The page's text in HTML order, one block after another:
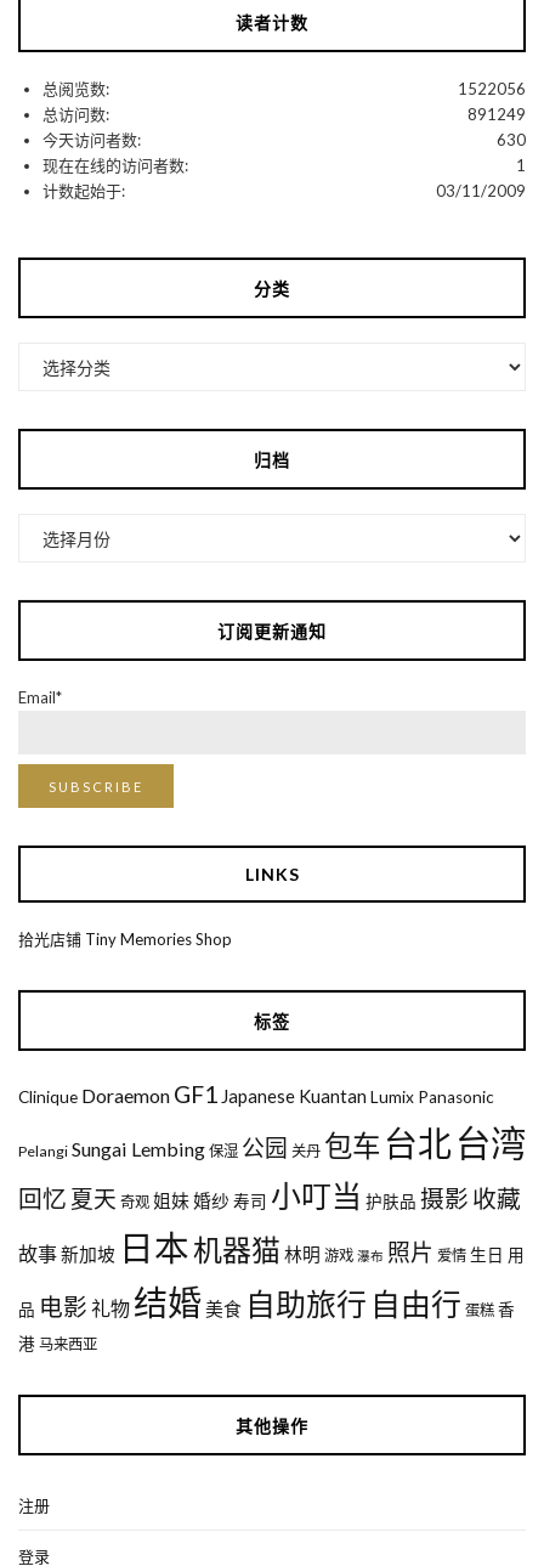
读者计数
1522056
总阅览数:
891249
总访问数:
630
今天访问者数:
1
现在在线的访问者数:
03/11/2009
计数起始于:
分类
归档
订阅更新通知
Email*
LINKS
拾光店铺 Tiny Memories Shop
标签
Clinique Doraemon GF1 Japanese Kuantan Lumix Panasonic
Pelangi Sungai Lembing 保湿 公园 关丹 包车 台北 台湾
回忆 夏天 奇观 姐妹婚纱 寿司 小叮当 护肤品 摄影 收藏
故事新加坡 日本机器猫 林明 游戏 瀑布 照片 爱情 生日 用
品 电影 礼物 结婚美食 自助旅行 自由行 蛋糕 香
港 马来西亚
其他操作
注册
登录